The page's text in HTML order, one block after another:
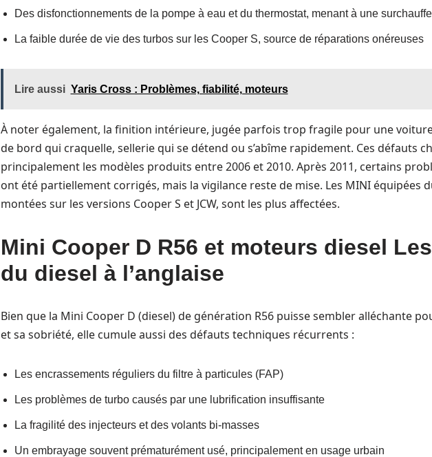
Des disfonctionnements de la pompe à eau et du thermostat, menant à une
La faible durée de vie des turbos sur les Cooper S, source de réparations onéreuses
Lire aussi Yaris Cross : Problèmes, fiabilité, moteurs
À noter également, la finition intérieure, jugée parfois trop fragile pour une
de bord qui craquelle, sellerie qui se détend ou s’abîme rapidement. Ces défauts
principalement les modèles produits entre 2006 et 2010. Après 2011, certains
ont été partiellement corrigés, mais la vigilance reste de mise. Les MINI équipées
montées sur les versions Cooper S et JCW, sont les plus affectées.
Mini Cooper D R56 et moteurs diesel
du diesel à l’anglaise
Bien que la Mini Cooper D (diesel) de génération R56 puisse sembler alléchante
et sa sobriété, elle cumule aussi des défauts techniques récurrents :
Les encrassements réguliers du filtre à particules (FAP)
Les problèmes de turbo causés par une lubrification insuffisante
La fragilité des injecteurs et des volants bi-masses
Un embrayage souvent prématurément usé, principalement en usage urbain